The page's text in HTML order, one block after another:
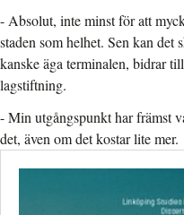
- Absolut, inte minst för att
staden som helhet. Sen kan det
kanske äga terminalen, bidrar
lagstiftning.
- Min utgångspunkt har främst
det, även om det kostar lite mer.